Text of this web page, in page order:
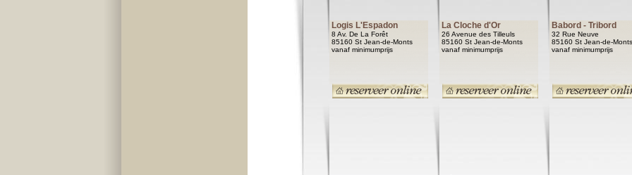
Logis L'Espadon
8 Av. De La Forêt
85160 St Jean-de-Monts
vanaf minimumprijs
La Cloche d'Or
26 Avenue des Tilleuls
85160 St Jean-de-Monts
vanaf minimumprijs
Babord - Tribord
32 Rue Neuve
85160 St Jean-de-Monts
vanaf minimumprijs